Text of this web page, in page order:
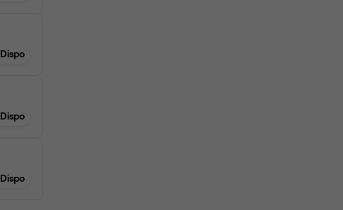
Dispo
Dispo
Dispo